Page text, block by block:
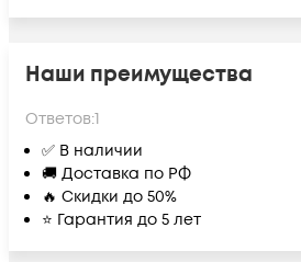
Наши преимущества
Ответов:1
✅ В наличии
🚚 Доставка по РФ
🔥 Скидки до 50%
⭐ Гарантия до 5 лет